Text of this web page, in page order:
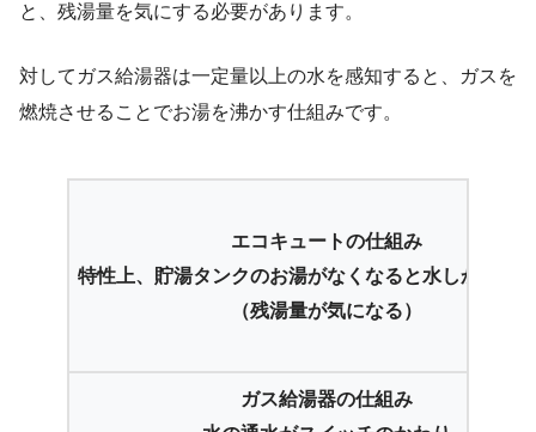
と、残湯量を気にする必要があります。
対してガス給湯器は一定量以上の水を感知すると、ガスを
燃焼させることでお湯を沸かす仕組みです。
エコキュートの仕組み
特性上、貯湯タンクのお湯がなくなると水しか出な
（残湯量が気になる）
ガス給湯器の仕組み